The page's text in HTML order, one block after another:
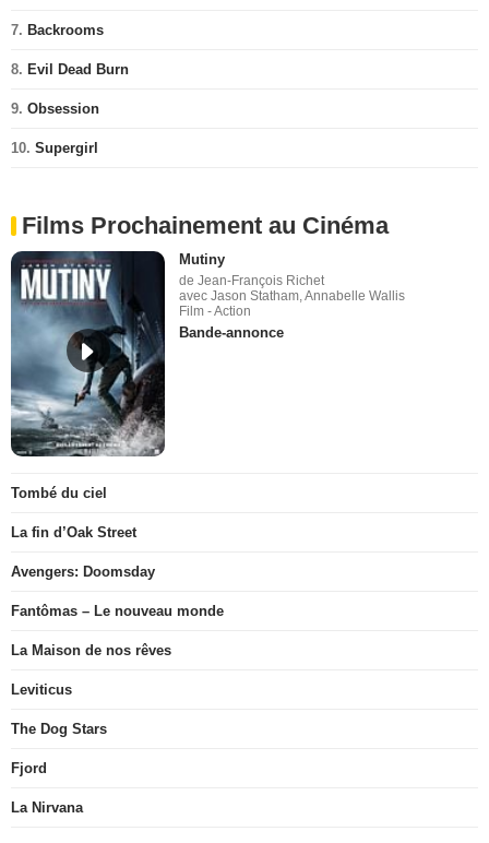
7. Backrooms
8. Evil Dead Burn
9. Obsession
10. Supergirl
Films Prochainement au Cinéma
Mutiny
de Jean-François Richet
avec Jason Statham, Annabelle Wallis
Film - Action
Bande-annonce
Tombé du ciel
La fin d’Oak Street
Avengers: Doomsday
Fantômas – Le nouveau monde
La Maison de nos rêves
Leviticus
The Dog Stars
Fjord
La Nirvana